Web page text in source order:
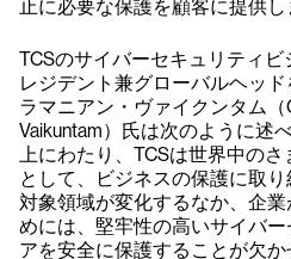
止に必要な保護を顧客に提供し
TCSのサイバーセキュリティ
レジデント兼グローバルヘッ
ラマニアン・ヴァイクンタム（
Vaikuntam）氏は次のように述
上にわたり、TCSは世界中の
として、ビジネスの保護に取
対象領域が変化するなか、企
めには、堅牢性の高いサイバ
アを安全に保護することが欠